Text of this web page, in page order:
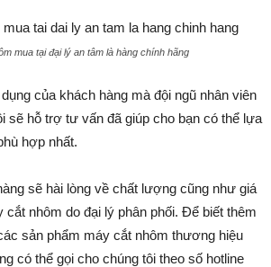
mua tại đại lý an tâm là hàng chính hãng
của khách hàng mà đội ngũ nhân viên
sẽ hỗ trợ tư vấn đã giúp cho bạn có thể lựa
hợp nhất.
sẽ hài lòng về chất lượng cũng như giá
cắt nhôm do đại lý phân phối. Để biết thêm
sản phẩm máy cắt nhôm thương hiệu
có thể gọi cho chúng tôi theo số hotline